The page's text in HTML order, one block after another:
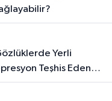
Teşhis Eden
Onayı